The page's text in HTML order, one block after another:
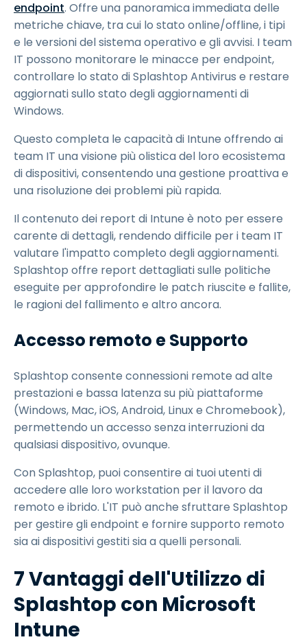
endpoint. Offre una panoramica immediata delle
metriche chiave, tra cui lo stato online/offline, i tipi
e le versioni del sistema operativo e gli avvisi. I team
IT possono monitorare le minacce per endpoint,
controllare lo stato di Splashtop Antivirus e restare
aggiornati sullo stato degli aggiornamenti di
Windows.
Questo completa le capacità di Intune offrendo ai
team IT una visione più olistica del loro ecosistema
di dispositivi, consentendo una gestione proattiva e
una risoluzione dei problemi più rapida.
Il contenuto dei report di Intune è noto per essere
carente di dettagli, rendendo difficile per i team IT
valutare l'impatto completo degli aggiornamenti.
Splashtop offre report dettagliati sulle politiche
eseguite per approfondire le patch riuscite e fallite,
le ragioni del fallimento e altro ancora.
Accesso remoto e Supporto
Splashtop consente connessioni remote ad alte
prestazioni e bassa latenza su più piattaforme
(Windows, Mac, iOS, Android, Linux e Chromebook),
permettendo un accesso senza interruzioni da
qualsiasi dispositivo, ovunque.
Con Splashtop, puoi consentire ai tuoi utenti di
accedere alle loro workstation per il lavoro da
remoto e ibrido. L'IT può anche sfruttare Splashtop
per gestire gli endpoint e fornire supporto remoto
sia ai dispositivi gestiti sia a quelli personali.
7 Vantaggi dell'Utilizzo di
Splashtop con Microsoft
Intune